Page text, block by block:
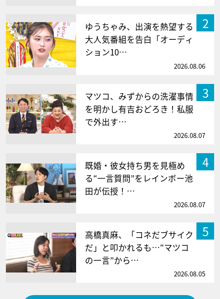
2
ゆうちゃみ、出演を熱望する
大人気番組を告白「オーディ
ション10…
2026.08.06
3
マツコ、みずからの洗濯事情
を明かし有吉おどろき！私服
で外出す…
2026.08.07
4
既婚・彼女持ち男を見極め
る“一言質問”をレインボー池
田が伝授！…
2026.08.07
5
高橋真麻、「コネだブサイク
だ」と叩かれるも…“マツコ
の一言”から…
2026.08.05